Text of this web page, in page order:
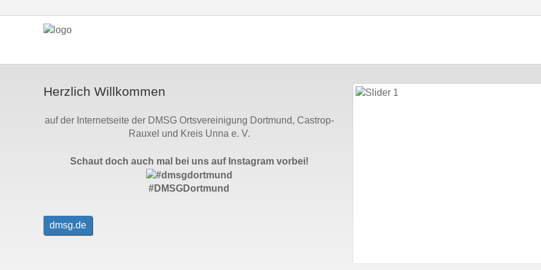
Herzlich Willkommen
auf der Internetseite der DMSG Ortsvereinigung Dortmund, Castrop-
Rauxel und Kreis Unna e. V.
Schaut doch auch mal bei uns auf Instagram vorbei!
#DMSGDortmund
dmsg.de